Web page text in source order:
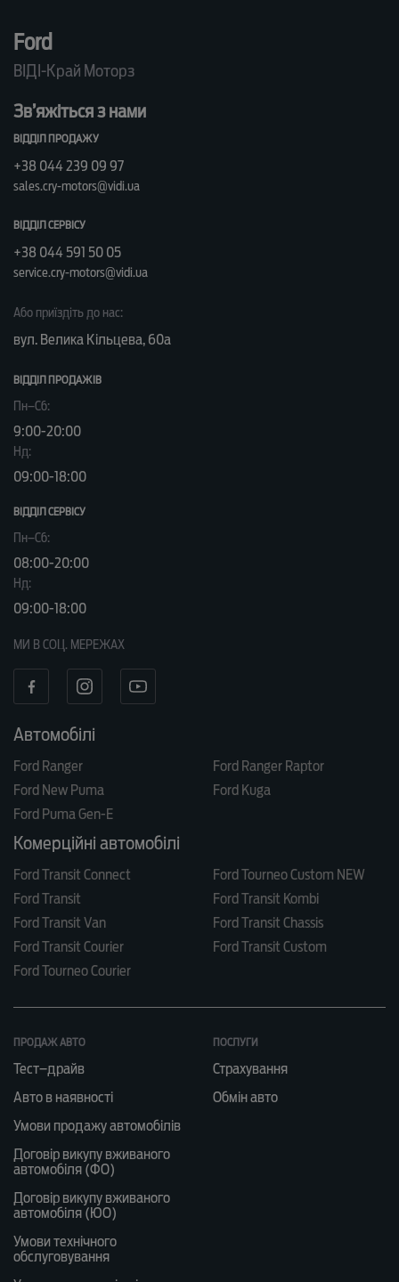
Ford
ВІДІ-Край Моторз
Зв’яжіться з нами
ВІДДІЛ ПРОДАЖУ
+38 044 239 09 97
sales.cry-motors@vidi.ua
ВІДДІЛ СЕРВІСУ
+38 044 591 50 05
service.cry-motors@vidi.ua
Або приїздіть до нас:
вул. Велика Кільцева, 60а
ВІДДІЛ ПРОДАЖІВ
Пн–Сб:
9:00-20:00
Нд:
09:00-18:00
ВІДДІЛ CЕРВІСУ
Пн–Сб:
08:00-20:00
Нд:
09:00-18:00
МИ В СОЦ. МЕРЕЖАХ
Автомобілі
Ford Ranger
Ford Ranger Raptor
Ford New Puma
Ford Kuga
Ford Puma Gen-E
Комерційні автомобілі
Ford Transit Connect
Ford Tourneo Custom NEW
Ford Transit
Ford Transit Kombi
Ford Transit Van
Ford Transit Chassis
Ford Transit Courier
Ford Transit Custom
Ford Tourneo Courier
ПРОДАЖ АВТО
Тест–драйв
Авто в наявності
Умови продажу автомобілів
Договір викупу вживаного
автомобіля (ФО)
Договір викупу вживаного
автомобіля (ЮО)
Умови технічного
обслуговування
ПОСЛУГИ
Страхування
Обмін авто